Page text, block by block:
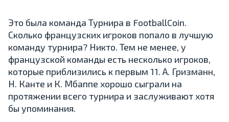
Это была команда Турнира в FootballCoin.
Сколько французских игроков попало в лучшую
команду турнира? Никто. Тем не менее, у
французской команды есть несколько игроков,
которые приблизились к первым 11. А. Гризманн,
Н. Канте и К. Мбаппе хорошо сыграли на
протяжении всего турнира и заслуживают хотя
бы упоминания.